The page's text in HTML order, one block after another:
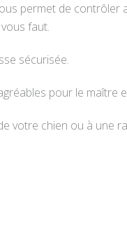
permet de
faut.
sécurisée.
pour le maître
votre chien ou à une